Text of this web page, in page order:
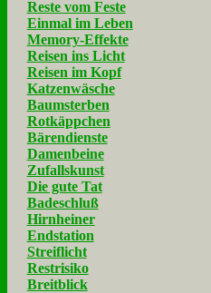
Reste vom Feste
Einmal im Leben
Memory-Effekte
Reisen ins Licht
Reisen im Kopf
Katzenwäsche
Baumsterben
Rotkäppchen
Bärendienste
Damenbeine
Zufallskunst
Die gute Tat
Badeschluß
Hirnheiner
Endstation
Streiflicht
Restrisiko
Breitblick